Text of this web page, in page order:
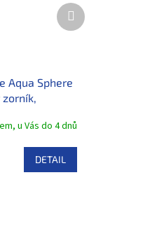
Aqua Sphere
zorník,
u Vás do 4 dnů
DETAIL
Další
produkt